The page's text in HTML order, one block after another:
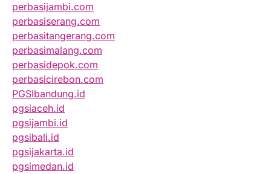
perbasijambi.com
perbasiserang.com
perbasitangerang.com
perbasimalang.com
perbasidepok.com
perbasicirebon.com
PGSIbandung.id
pgsiaceh.id
pgsijambi.id
pgsibali.id
pgsijakarta.id
pgsimedan.id